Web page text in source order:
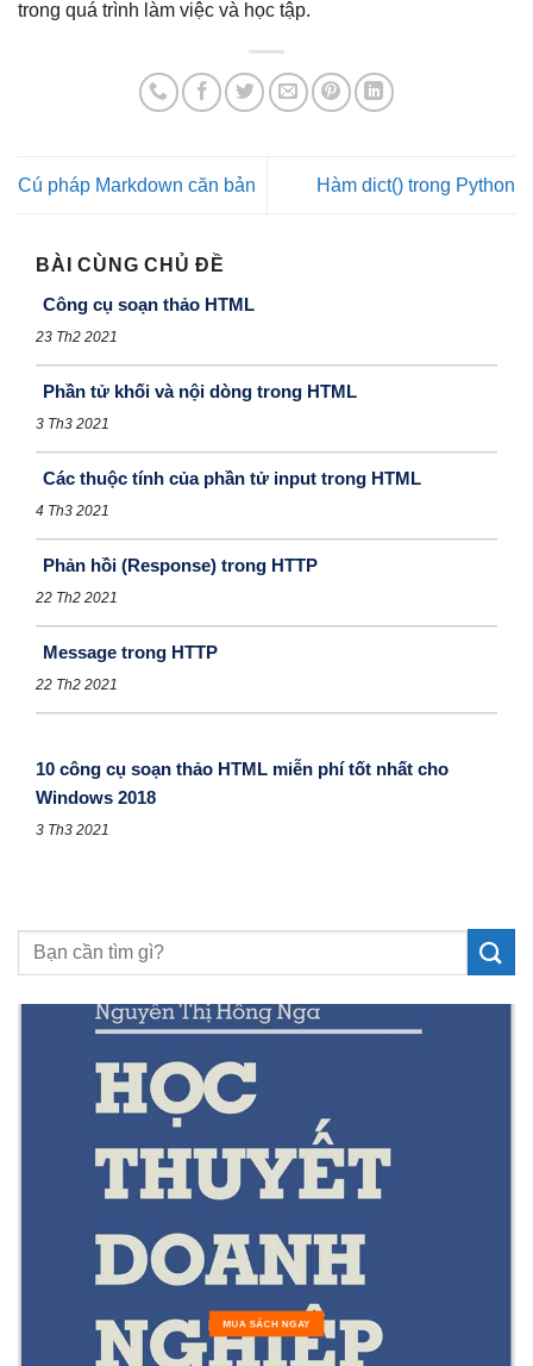
trong quá trình làm việc và học tập.
Cú pháp Markdown căn bản Hàm dict() trong Python
BÀI CÙNG CHỦ ĐỀ
Công cụ soạn thảo HTML
23 Th2 2021
Phần tử khối và nội dòng trong HTML
3 Th3 2021
Các thuộc tính của phần tử input trong HTML
4 Th3 2021
Phản hồi (Response) trong HTTP
22 Th2 2021
Message trong HTTP
22 Th2 2021
10 công cụ soạn thảo HTML miễn phí tốt nhất cho
Windows 2018
3 Th3 2021
MUA SÁCH NGAY